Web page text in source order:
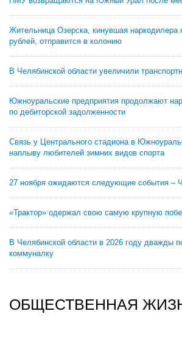
Жительница Озерска, кинувшая наркодилера
рублей, отправится в колонию
В Челябинской области увеличили
Южноуральские предприятия продолжают
по дебиторской задолженности
Связь у Центрального стадиона в
наплыву любителей зимних видов спорта
27 ноября ожидаются следующие события –
«Трактор» одержал свою самую крупную
В Челябинской области в 2026 году дважды
коммуналку
ОБЩЕСТВЕННАЯ